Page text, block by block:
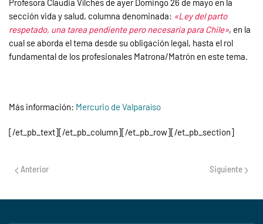
Profesora Claudia Vílches de ayer Domingo 26 de mayo en la
sección vida y salud, columna denominada: «Ley del parto
respetado, una tarea pendiente pero necesaria para Chile», en la
cual se aborda el tema desde su obligación legal, hasta el rol
fundamental de los profesionales Matrona/Matrón en este tema.
Más información: Mercurio de Valparaíso
[/et_pb_text][/et_pb_column][/et_pb_row][/et_pb_section]
Anterior Siguiente